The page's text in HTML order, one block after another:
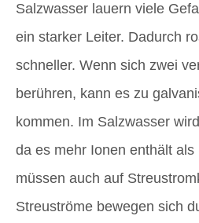
Salzwasser lauern viele
ein starker Leiter. Dadurch
schneller. Wenn sich zwei
berühren, kann es zu
kommen. Im Salzwasser
da es mehr Ionen enthält
müssen auch auf
Streuströme bewegen sich